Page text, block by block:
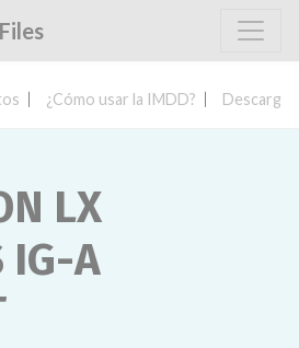
¿Cómo usar la IMDD? Descargar
LX
IG-A